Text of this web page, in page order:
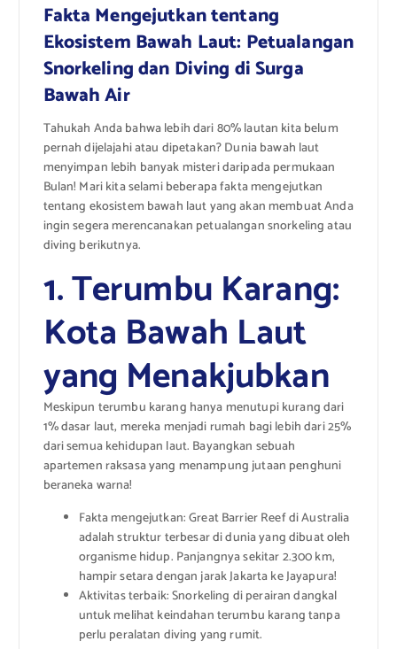
Fakta Mengejutkan tentang
Ekosistem Bawah Laut: Petualangan
Snorkeling dan Diving di Surga
Bawah Air
Tahukah Anda bahwa lebih dari 80% lautan kita belum
pernah dijelajahi atau dipetakan? Dunia bawah laut
menyimpan lebih banyak misteri daripada permukaan
Bulan! Mari kita selami beberapa fakta mengejutkan
tentang ekosistem bawah laut yang akan membuat Anda
ingin segera merencanakan petualangan snorkeling atau
diving berikutnya.
1. Terumbu Karang:
Kota Bawah Laut
yang Menakjubkan
Meskipun terumbu karang hanya menutupi kurang dari
1% dasar laut, mereka menjadi rumah bagi lebih dari 25%
dari semua kehidupan laut. Bayangkan sebuah
apartemen raksasa yang menampung jutaan penghuni
beraneka warna!
Fakta mengejutkan: Great Barrier Reef di Australia
adalah struktur terbesar di dunia yang dibuat oleh
organisme hidup. Panjangnya sekitar 2.300 km,
hampir setara dengan jarak Jakarta ke Jayapura!
Aktivitas terbaik: Snorkeling di perairan dangkal
untuk melihat keindahan terumbu karang tanpa
perlu peralatan diving yang rumit.